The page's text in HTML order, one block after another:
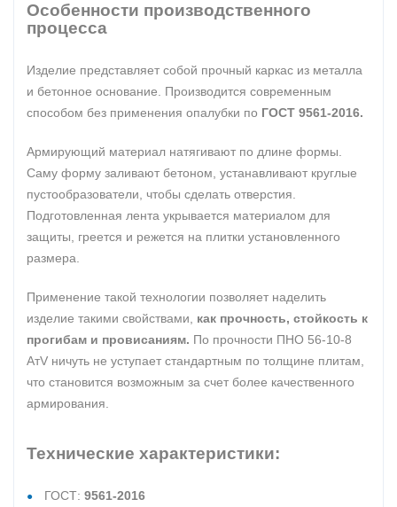
Особенности производственного
процесса
Изделие представляет собой прочный каркас из металла
и бетонное основание. Производится современным
способом без применения опалубки по ГОСТ 9561-2016.
Армирующий материал натягивают по длине формы.
Саму форму заливают бетоном, устанавливают круглые
пустообразователи, чтобы сделать отверстия.
Подготовленная лента укрывается материалом для
защиты, греется и режется на плитки установленного
размера.
Применение такой технологии позволяет наделить
изделие такими свойствами, как прочность, стойкость к
прогибам и провисаниям. По прочности ПНО 56-10-8
АтV ничуть не уступает стандартным по толщине плитам,
что становится возможным за счет более качественного
армирования.
Технические характеристики:
ГОСТ: 9561-2016